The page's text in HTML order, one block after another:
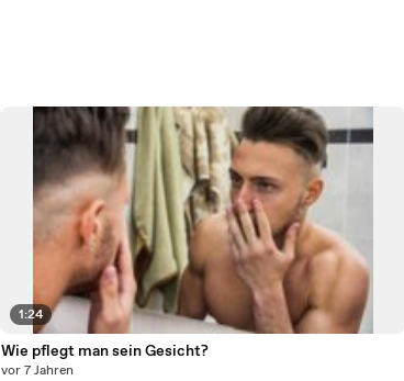
1:24
Wie pflegt man sein Gesicht?
vor 7 Jahren